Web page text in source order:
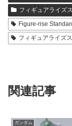
フィギュアライズ
Figure-rise
フィギュアライズ
関連記事
ガンダム